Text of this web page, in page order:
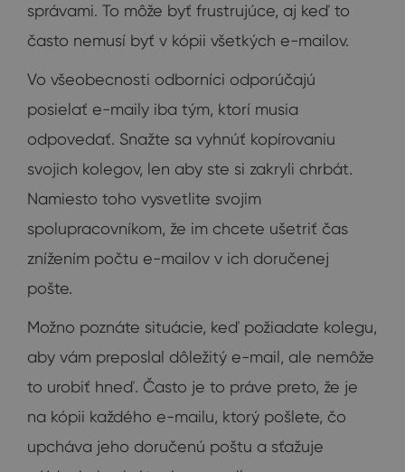
správami. To môže byť frustrujúce, aj keď to
často nemusí byť v kópii všetkých e-mailov.
Vo všeobecnosti odborníci odporúčajú
posielať e-maily iba tým, ktorí musia
odpovedať. Snažte sa vyhnúť kopírovaniu
svojich kolegov, len aby ste si zakryli chrbát.
Namiesto toho vysvetlite svojim
spolupracovníkom, že im chcete ušetriť čas
znížením počtu e-mailov v ich doručenej
pošte.
Možno poznáte situácie, keď požiadate kolegu,
aby vám preposlal dôležitý e-mail, ale nemôže
to urobiť hneď. Často je to práve preto, že je
na kópii každého e-mailu, ktorý pošlete, čo
upcháva jeho doručenú poštu a sťažuje